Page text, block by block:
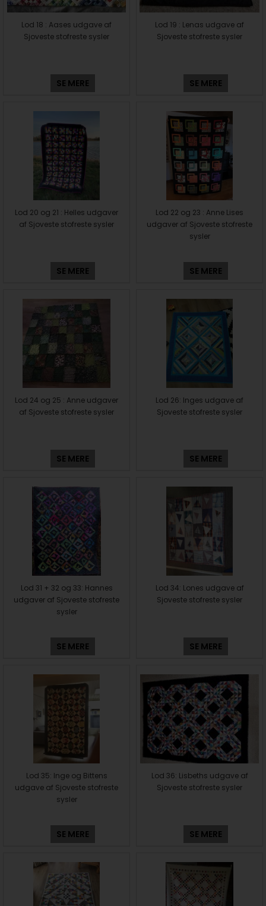
Lod 18 : Aases udgave af
Sjoveste stofreste sysler
SE MERE
Lod 19 : Lenas udgave af
Sjoveste stofreste sysler
SE MERE
Lod 20 og 21 : Helles udgaver
af Sjoveste stofreste sysler
SE MERE
Lod 22 og 23 : Anne Lises
udgaver af Sjoveste stofreste
sysler
SE MERE
Lod 24 og 25 : Anne udgaver
af Sjoveste stofreste sysler
SE MERE
Lod 26: Inges udgave af
Sjoveste stofreste sysler
SE MERE
Lod 31 + 32 og 33: Hannes
udgaver af Sjoveste stofreste
sysler
SE MERE
Lod 34: Lones udgave af
Sjoveste stofreste sysler
SE MERE
Lod 35: Inge og Bittens
udgave af Sjoveste stofreste
sysler
SE MERE
Lod 36: Lisbeths udgave af
Sjoveste stofreste sysler
SE MERE